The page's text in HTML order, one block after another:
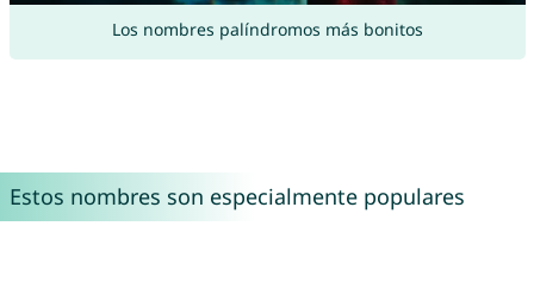
Los nombres palíndromos más bonitos
Estos nombres son especialmente populares